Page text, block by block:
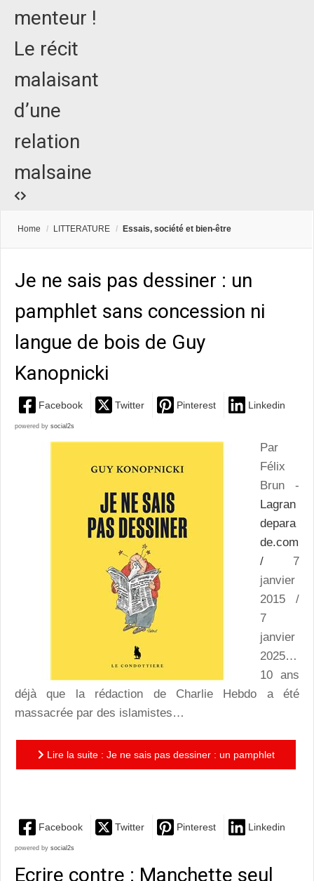
menteur !
Le récit
malaisant
d’une
relation
malsaine
Home / LITTERATURE / Essais, société et bien-être
Je ne sais pas dessiner : un
pamphlet sans concession ni
langue de bois de Guy
Kanopnicki
Facebook Twitter Pinterest Linkedin
powered by social2s
Par
Félix
Brun -
Lagran
depara
de.com
/ 7
janvier
2015 /
7
janvier
2025…
10 ans
déjà que la rédaction de Charlie Hebdo a été
massacrée par des islamistes…
Lire la suite : Je ne sais pas dessiner : un pamphlet
Facebook Twitter Pinterest Linkedin
powered by social2s
Ecrire contre : Manchette seul